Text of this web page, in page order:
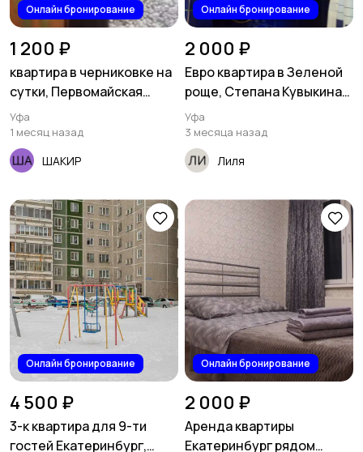
Онлайн бронирование
1 200 ₽
квартира в черниковке на
сутки, Первомайская
ост.свободы
Уфа
1 месяц назад
ШАКИР
Онлайн бронирование
2 000 ₽
Евро квартира в Зеленой
роще, Степана Кувыкина
10а
Уфа
3 месяца назад
Лиля
Онлайн бронирование
4 500 ₽
3-к квартира для 9-ти
гостей Екатеринбург,
Онлайн бронирование
2 000 ₽
Аренда квартиры
Екатеринбург рядом